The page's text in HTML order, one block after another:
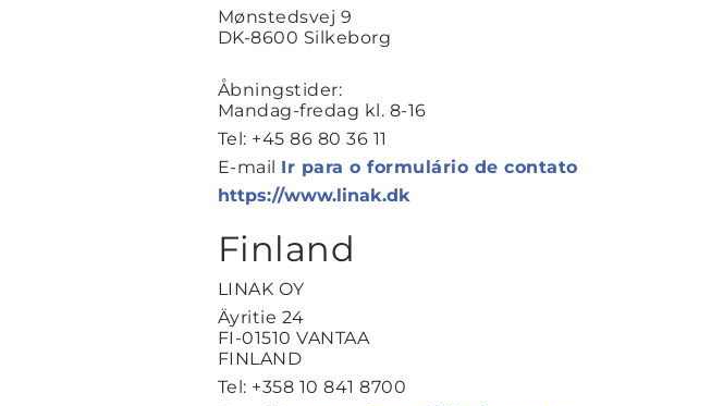
Mønstedsvej 9
DK-8600 Silkeborg
Åbningstider:
Mandag-fredag kl. 8-16
Tel: +45 86 80 36 11
E-mail Ir para o formulário de contato
https://www.linak.dk
Finland
LINAK OY
Äyritie 24
FI-01510 VANTAA
FINLAND
Tel: +358 10 841 8700